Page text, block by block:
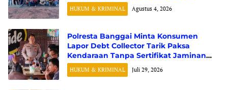
HUKUM & KRIMINAL Agustus 4, 2026
Polresta Banggai Minta Konsumen
Lapor Debt Collector Tarik Paksa
Kendaraan Tanpa Sertifikat Jaminan
Fidusia
HUKUM & KRIMINAL Juli 29, 2026